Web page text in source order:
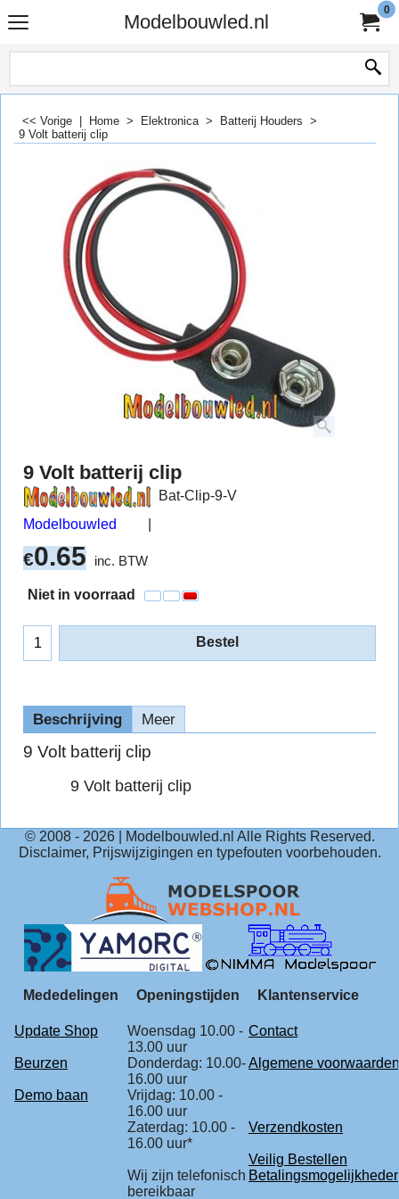
Modelbouwled.nl
0
<< Vorige Home > Elektronica> Batterij Houders >
9 Volt batterij clip
9 Volt batterij clip
Modelbouwled
Bat-Clip-9-V
€0.65 inc. BTW
Niet in voorraad
Bestel
Beschrijving Meer
9 Volt batterij clip
9 Volt batterij clip
© 2008 - 2026| Modelbouwled.nl Alle Rights Reserved.
Disclaimer, Prijswijzigingen en typefouten voorbehouden.
Mededelingen Openingstijden Klantenservice
Update Shop
Woensdag 10.00 -
13.00 uur
Contact
Beurzen
Donderdag: 10.00-
16.00 uur
Algemene voorwaarden
Demo baan
Vrijdag: 10.00 -
16.00 uur
Zaterdag: 10.00 -
16.00 uur*
Verzendkosten
Veilig Bestellen
Wij zijn telefonisch
bereikbaar